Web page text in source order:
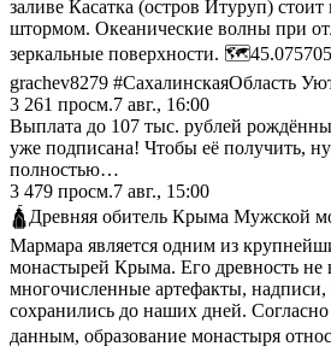
заливе Касатка (остров Итуруп)
штормом. Океанические волны при
зеркальные поверхности.
grachev8279 #СахалинскаяОбласть
3 261 просм.7 авг., 16:00
Выплата до 107 тыс. рублей
уже подписана! Чтобы её получить,
полностью…
3 479 просм.7 авг., 15:00
🛕Древняя обитель Крыма Мужской
Мармара является одним из
монастырей Крыма. Его древность не
многочисленные артефакты,
сохранились до наших дней.
данным, образование монастыря